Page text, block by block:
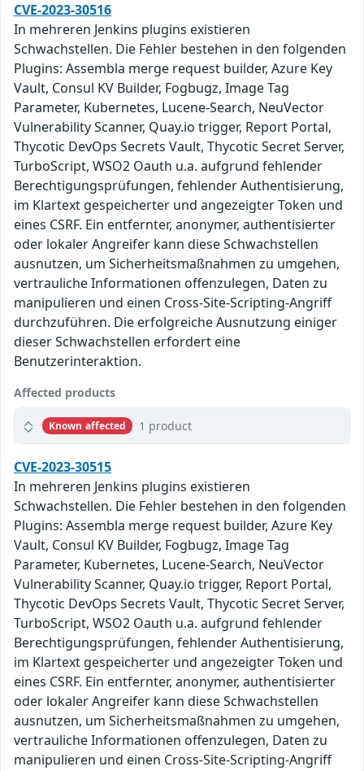
CVE-2023-30516
In mehreren Jenkins plugins existieren
Schwachstellen. Die Fehler bestehen in den folgenden
Plugins: Assembla merge request builder, Azure Key
Vault, Consul KV Builder, Fogbugz, Image Tag
Parameter, Kubernetes, Lucene-Search, NeuVector
Vulnerability Scanner, Quay.io trigger, Report Portal,
Thycotic DevOps Secrets Vault, Thycotic Secret Server,
TurboScript, WSO2 Oauth u.a. aufgrund fehlender
Berechtigungsprüfungen, fehlender Authentisierung,
im Klartext gespeicherter und angezeigter Token und
eines CSRF. Ein entfernter, anonymer, authentisierter
oder lokaler Angreifer kann diese Schwachstellen
ausnutzen, um Sicherheitsmaßnahmen zu umgehen,
vertrauliche Informationen offenzulegen, Daten zu
manipulieren und einen Cross-Site-Scripting-Angriff
durchzuführen. Die erfolgreiche Ausnutzung einiger
dieser Schwachstellen erfordert eine
Benutzerinteraktion.
Affected products
Known affected 1 product
CVE-2023-30515
In mehreren Jenkins plugins existieren
Schwachstellen. Die Fehler bestehen in den folgenden
Plugins: Assembla merge request builder, Azure Key
Vault, Consul KV Builder, Fogbugz, Image Tag
Parameter, Kubernetes, Lucene-Search, NeuVector
Vulnerability Scanner, Quay.io trigger, Report Portal,
Thycotic DevOps Secrets Vault, Thycotic Secret Server,
TurboScript, WSO2 Oauth u.a. aufgrund fehlender
Berechtigungsprüfungen, fehlender Authentisierung,
im Klartext gespeicherter und angezeigter Token und
eines CSRF. Ein entfernter, anonymer, authentisierter
oder lokaler Angreifer kann diese Schwachstellen
ausnutzen, um Sicherheitsmaßnahmen zu umgehen,
vertrauliche Informationen offenzulegen, Daten zu
manipulieren und einen Cross-Site-Scripting-Angriff